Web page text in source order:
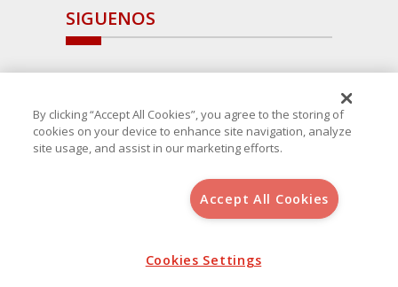
SIGUENOS
, S.L.U.(B-64405731) c/ San Norberto
Aviso Legal
Política de Cookies
By clicking “Accept All Cookies”, you agree to the storing of
cookies on your device to enhance site navigation, analyze
site usage, and assist in our marketing efforts.
Accept All Cookies
Cookies Settings